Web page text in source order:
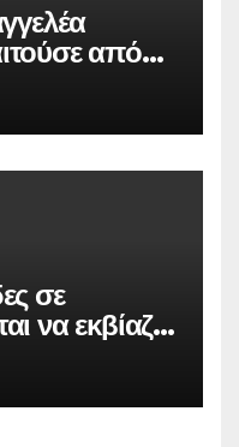
από
ευρώ για
σε
σε
να εκβίαζε
– Η παγίδα